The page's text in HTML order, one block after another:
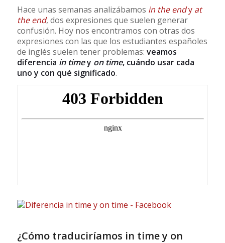
Hace unas semanas analizábamos in the endy at
the end, dos expresiones que suelen generar
confusión. Hoy nos encontramos con otras dos
expresiones con las que los estudiantes españoles
de inglés suelen tener problemas: veamos
diferencia in timey on time, cuándo usar cada
uno y con qué significado.
¿Cómo traduciríamos in time y on